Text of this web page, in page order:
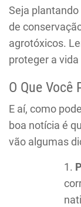
Seja
de
agrotóxicos.
proteger a
O Que Você
E aí, como
boa notícia é
vão algumas